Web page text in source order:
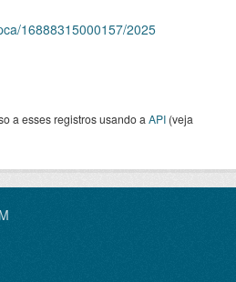
16888315000157/2025
a esses registros usando a API (veja